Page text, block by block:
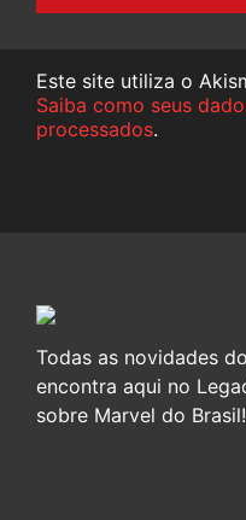
Este site utiliza o
Saiba como seus
processados.
Todas as novidades
encontra aqui no
sobre Marvel do Brasil!